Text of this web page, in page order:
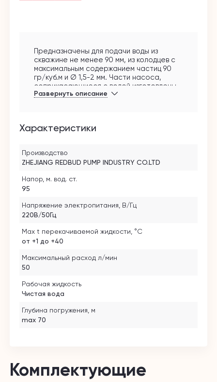
Предназначены для подачи воды из
скважине не менее 90 мм, из колодцев с
максимальным содержанием частиц 90
гр/куб.м и Ø 1,5-2 мм. Части насоса,
соприкасающиеся с водой изготовлены
из нержавеющего маталла,
более надежным и долговечным, длина
водоснабжением частного дома.
Развернуть описание
Характеристики
Производство
ZHEJIANG REDBUD PUMP INDUSTRY CO.LTD
Напор, м. вод. ст.
95
Напряжение электропитания, В/Гц
220В/50Гц
Max t перекачиваемой жидкости, °C
от +1 до +40
Максимальный расход л/мин
50
Рабочая жидкость
Чистая вода
Глубина погружения, м
max 70
Комплектующие